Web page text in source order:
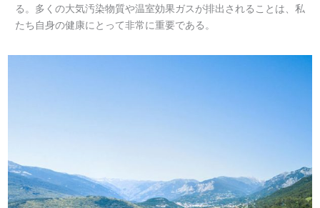
る。多くの大気汚染物質や温室効果ガスが排出されることは、私
たち自身の健康にとって非常に重要である。